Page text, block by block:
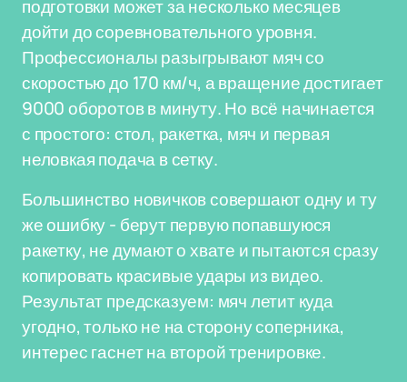
подготовки может за несколько месяцев
дойти до соревновательного уровня.
Профессионалы разыгрывают мяч со
скоростью до 170 км/ч, а вращение достигает
9000 оборотов в минуту. Но всё начинается
с простого: стол, ракетка, мяч и первая
неловкая подача в сетку.
Большинство новичков совершают одну и ту
же ошибку - берут первую попавшуюся
ракетку, не думают о хвате и пытаются сразу
копировать красивые удары из видео.
Результат предсказуем: мяч летит куда
угодно, только не на сторону соперника,
интерес гаснет на второй тренировке.